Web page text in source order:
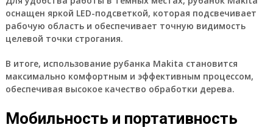
оснащен яркой LED-подсветкой, которая подсвечивает
рабочую область и обеспечивает точную видимость
целевой точки строгания.
В итоге, использование рубанка Makita становится
максимально комфортным и эффективным процессом,
обеспечивая высокое качество обработки дерева.
Мобильность и портативность